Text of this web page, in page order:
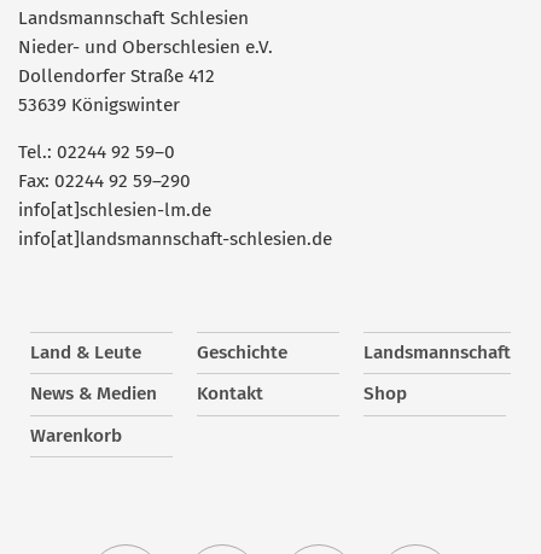
Landsmannschaft Schlesien
Nieder- und Oberschlesien e.V.
Dollendorfer Straße 412
53639 Königswinter
Tel.: 02244 92 59–0
Fax: 02244 92 59–290
info[at]schlesien-lm.de
info[at]landsmannschaft-schlesien.de
Land & Leute Geschichte
Landsmannschaft
News & Medien
Kontakt
Shop
Warenkorb